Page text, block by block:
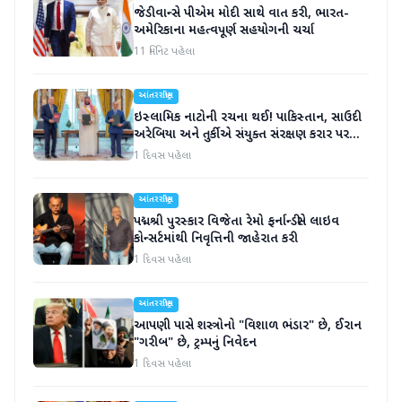
જેડી વાન્સે પીએમ મોદી સાથે વાત કરી, ભારત-
અમેરિકાના મહત્વપૂર્ણ સહયોગની ચર્ચા
11 મિનિટ પહેલા
આંતરરાષ્ટ્રીય
ઇસ્લામિક નાટોની રચના થઈ! પાકિસ્તાન, સાઉદી
અરેબિયા અને તુર્કીએ સંયુક્ત સંરક્ષણ કરાર પર
હસ્તાક્ષર
1 દિવસ પહેલા
આંતરરાષ્ટ્રીય
પદ્મશ્રી પુરસ્કાર વિજેતા રેમો ફર્નાન્ડીસે લાઇવ
કોન્સર્ટમાંથી નિવૃત્તિની જાહેરાત કરી
1 દિવસ પહેલા
આંતરરાષ્ટ્રીય
આપણી પાસે શસ્ત્રોનો "વિશાળ ભંડાર" છે, ઈરાન
"ગરીબ" છે, ટ્રમ્પનું નિવેદન
1 દિવસ પહેલા